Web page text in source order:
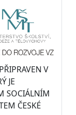
V
JE
SOCIÁLNÍM
ČESKÉ